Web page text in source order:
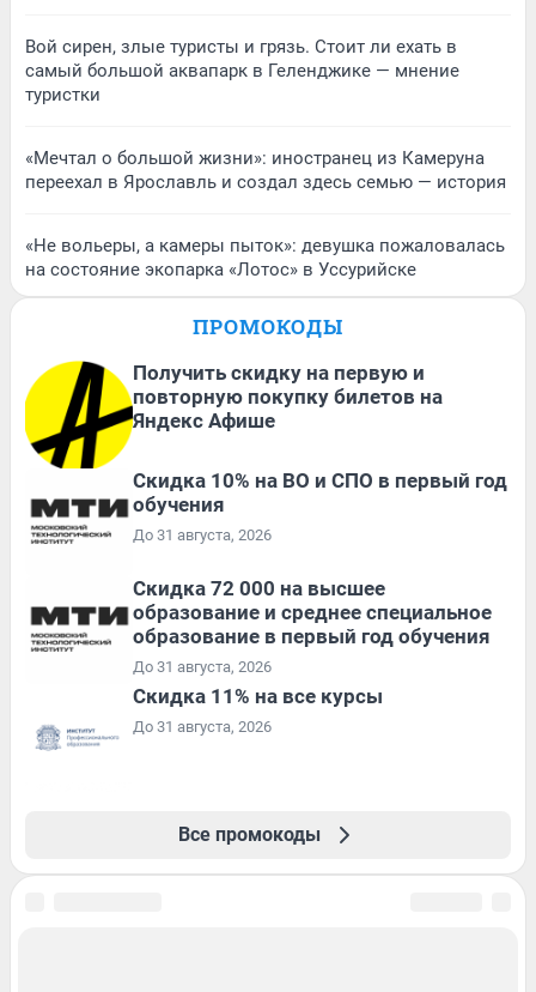
Вой сирен, злые туристы и грязь. Стоит ли ехать в
самый большой аквапарк в Геленджике — мнение
туристки
«Мечтал о большой жизни»: иностранец из Камеруна
переехал в Ярославль и создал здесь семью — история
«Не вольеры, а камеры пыток»: девушка пожаловалась
на состояние экопарка «Лотос» в Уссурийске
ПРОМОКОДЫ
Получить скидку на первую и
повторную покупку билетов на
Яндекс Афише
Скидка 10% на ВО и СПО в первый год
обучения
До 31 августа, 2026
Скидка 72 000 на высшее
образование и среднее специальное
образование в первый год обучения
До 31 августа, 2026
Скидка 11% на все курсы
До 31 августа, 2026
Все промокоды